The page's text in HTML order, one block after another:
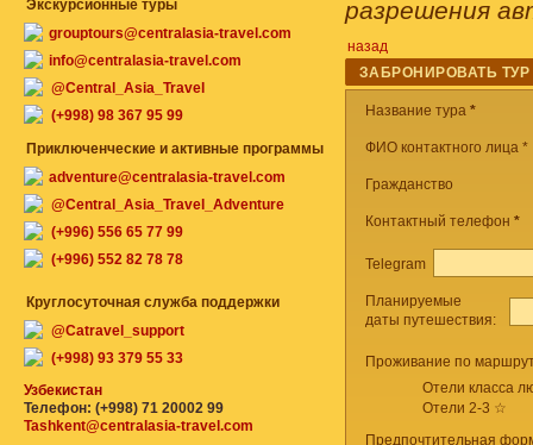
разрешения
назад
ЗАБРОНИРОВАТЬ ТУР
Название тура *
ФИО контактного лица *
Гражданство
Контактный телефон *
Telegram
Планируемые
даты путешествия:
Проживание по
Отели класса
Отели 2-3 ☆
Предпочтительная
Экскурсионные туры
grouptours@centralasia-travel.com
info@centralasia-travel.com
@Central_Asia_Travel
(+998) 98 367 95 99
Приключенческие и активные программы
adventure@centralasia-travel.com
@Central_Asia_Travel_Adventure
(+996) 556 65 77 99
(+996) 552 82 78 78
Круглосуточная служба поддержки
@Catravel_support
(+998) 93 379 55 33
Узбекистан
Телефон: (+998) 71 20002 99
Tashkent@centralasia-travel.com